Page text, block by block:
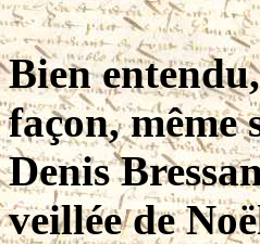
Bien
façon, même
Denis
veillée de